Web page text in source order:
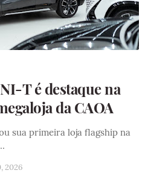
T é destaque na
da CAOA
sua primeira loja flagship na
2026